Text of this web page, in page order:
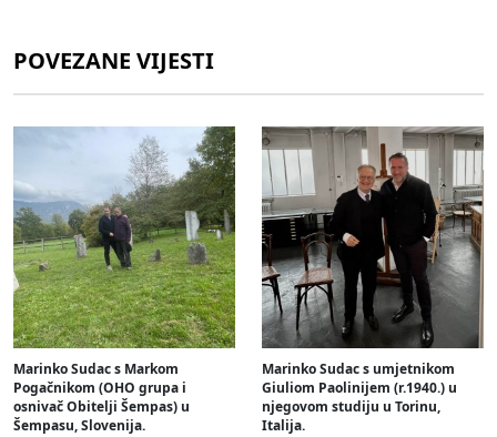
POVEZANE VIJESTI
Marinko Sudac s Markom
Pogačnikom (OHO grupa i
osnivač Obitelji Šempas) u
Šempasu, Slovenija.
Marinko Sudac s umjetnikom
Giuliom Paolinijem (r.1940.) u
njegovom studiju u Torinu,
Italija.